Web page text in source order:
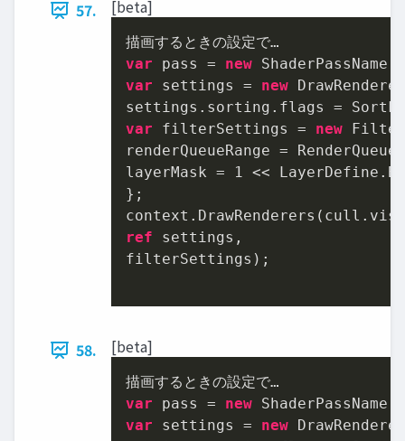
57. [beta]
var pass = new ShaderPassName(
var settings = new
var filterSettings = new
renderQueueRange =
layerMask =
1 << LayerDefine.BG
};
ref settings,
filterSettings);
58. [beta]
var pass = new ShaderPassName(
var settings = new